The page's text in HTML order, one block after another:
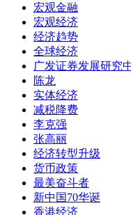
宏观金融
宏观经济
经济趋势
全球经济
广发证券发展研究
陈龙
实体经济
减税降费
李克强
张高丽
经济转型升级
货币政策
最美奋斗者
新中国70华诞
香港经济